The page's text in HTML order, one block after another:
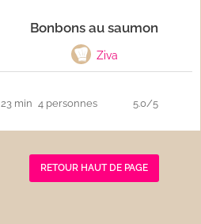
Bonbons au saumon
Ziva
23 min 4 personnes 5.0/5
RETOUR HAUT DE PAGE